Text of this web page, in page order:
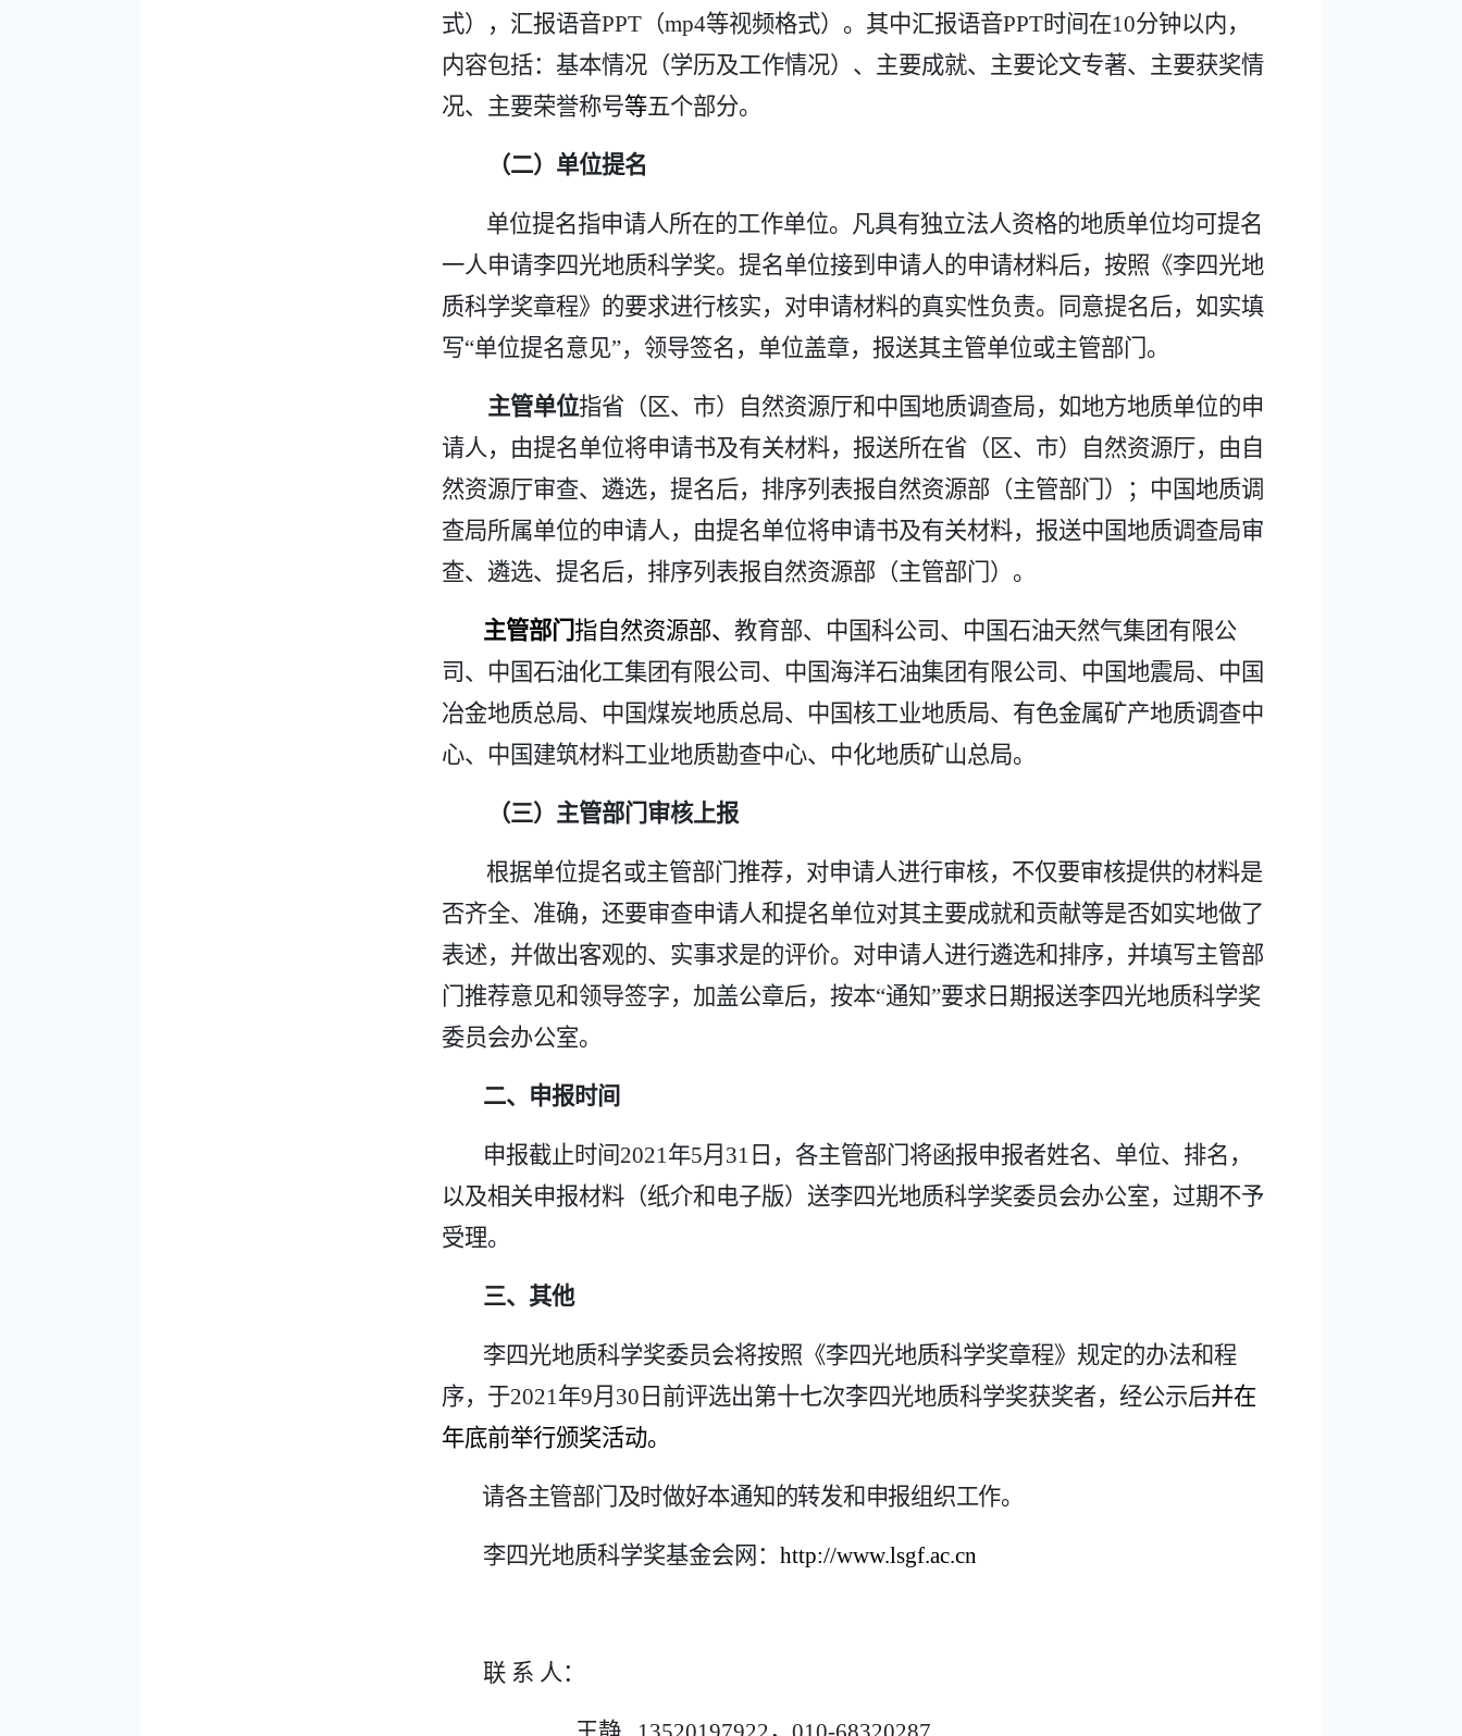
式），汇报语音PPT（mp4等视频格式）。其中汇报语音PPT时间在10分钟以内，
内容包括：基本情况（学历及工作情况）、主要成就、主要论文专著、主要获奖情
况、主要荣誉称号等五个部分。
（二）单位提名
单位提名指申请人所在的工作单位。凡具有独立法人资格的地质单位均可提名
一人申请李四光地质科学奖。提名单位接到申请人的申请材料后，按照《李四光地
质科学奖章程》的要求进行核实，对申请材料的真实性负责。同意提名后，如实填
写“单位提名意见”，领导签名，单位盖章，报送其主管单位或主管部门。
主管单位指省（区、市）自然资源厅和中国地质调查局，如地方地质单位的申
请人，由提名单位将申请书及有关材料，报送所在省（区、市）自然资源厅，由自
然资源厅审查、遴选，提名后，排序列表报自然资源部（主管部门）；中国地质调
查局所属单位的申请人，由提名单位将申请书及有关材料，报送中国地质调查局审
查、遴选、提名后，排序列表报自然资源部（主管部门）。
主管部门指自然资源部、教育部、中国科公司、中国石油天然气集团有限公
司、中国石油化工集团有限公司、中国海洋石油集团有限公司、中国地震局、中国
冶金地质总局、中国煤炭地质总局、中国核工业地质局、有色金属矿产地质调查中
心、中国建筑材料工业地质勘查中心、中化地质矿山总局。
（三）主管部门审核上报
根据单位提名或主管部门推荐，对申请人进行审核，不仅要审核提供的材料是
否齐全、准确，还要审查申请人和提名单位对其主要成就和贡献等是否如实地做了
表述，并做出客观的、实事求是的评价。对申请人进行遴选和排序，并填写主管部
门推荐意见和领导签字，加盖公章后，按本“通知”要求日期报送李四光地质科学奖
委员会办公室。
二、申报时间
申报截止时间2021年5月 31 日，各主管部门将函报申报者姓名、单位、排名，
以及相关申报材料（纸介和电子版）送李四光地质科学奖委员会办公室，过期不予
受理。
三、其他
李四光地质科学奖委员会将按照《李四光地质科学奖章程》规定的办法和程
序，于2021年9月 30 日前评选出第十七次李四光地质科学奖获奖者，经公示后并在
年底前举行颁奖活动。
请各主管部门及时做好本通知的转发和申报组织工作。
李四光地质科学奖基金会网：http://www.lsgf.ac.cn
联 系 人：